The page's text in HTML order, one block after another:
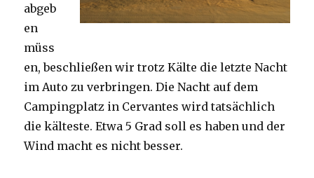
abgeb
en
müss
en, beschließen wir trotz Kälte die letzte Nacht
im Auto zu verbringen. Die Nacht auf dem
Campingplatz in Cervantes wird tatsächlich
die kälteste. Etwa 5 Grad soll es haben und der
Wind macht es nicht besser.